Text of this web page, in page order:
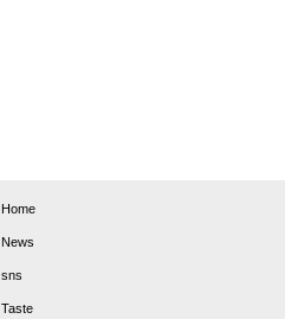
Home
News
sns
Taste